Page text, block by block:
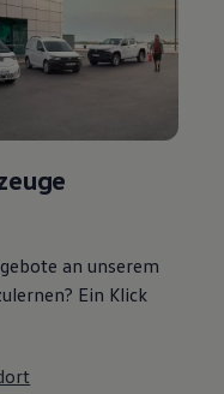
an unserem
Ein Klick